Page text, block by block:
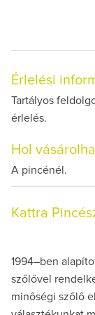
Érlelési
Tartályos
érlelés.
Hol
A pincénél.
Kattra
1994–ben
szőlővel
minőségi szőlő